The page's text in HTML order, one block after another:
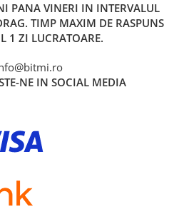
PANA VINERI IN INTERVALUL
TIMP MAXIM DE RASPUNS
1 ZI LUCRATOARE.
NE IN SOCIAL MEDIA